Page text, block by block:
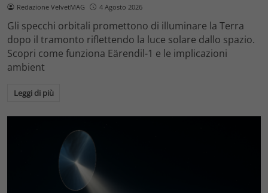
Redazione VelvetMAG 4 Agosto 2026
Gli specchi orbitali promettono di illuminare la Terra
dopo il tramonto riflettendo la luce solare dallo spazio.
Scopri come funziona Eärendil-1 e le implicazioni
ambient
Leggi di più